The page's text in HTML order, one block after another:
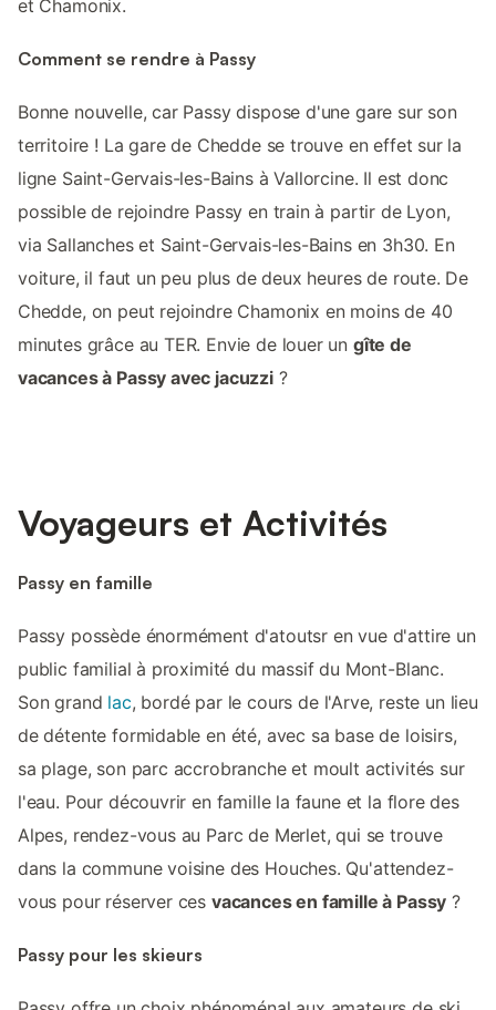
et Chamonix.
Comment se rendre à Passy
Bonne nouvelle, car Passy dispose d'une gare sur son
territoire ! La gare de Chedde se trouve en effet sur la
ligne Saint-Gervais-les-Bains à Vallorcine. Il est donc
possible de rejoindre Passy en train à partir de Lyon,
via Sallanches et Saint-Gervais-les-Bains en 3h30. En
voiture, il faut un peu plus de deux heures de route. De
Chedde, on peut rejoindre Chamonix en moins de 40
minutes grâce au TER. Envie de louer un gîte de
vacances à Passy avec jacuzzi?
Voyageurs et Activités
Passy en famille
Passy possède énormément d'atoutsr en vue d'attire un
public familial à proximité du massif du Mont-Blanc.
Son grand lac, bordé par le cours de l'Arve, reste un lieu
de détente formidable en été, avec sa base de loisirs,
sa plage, son parc accrobranche et moult activités sur
l'eau. Pour découvrir en famille la faune et la flore des
Alpes, rendez-vous au Parc de Merlet, qui se trouve
dans la commune voisine des Houches. Qu'attendez-
vous pour réserver ces vacances en famille à Passy ?
Passy pour les skieurs